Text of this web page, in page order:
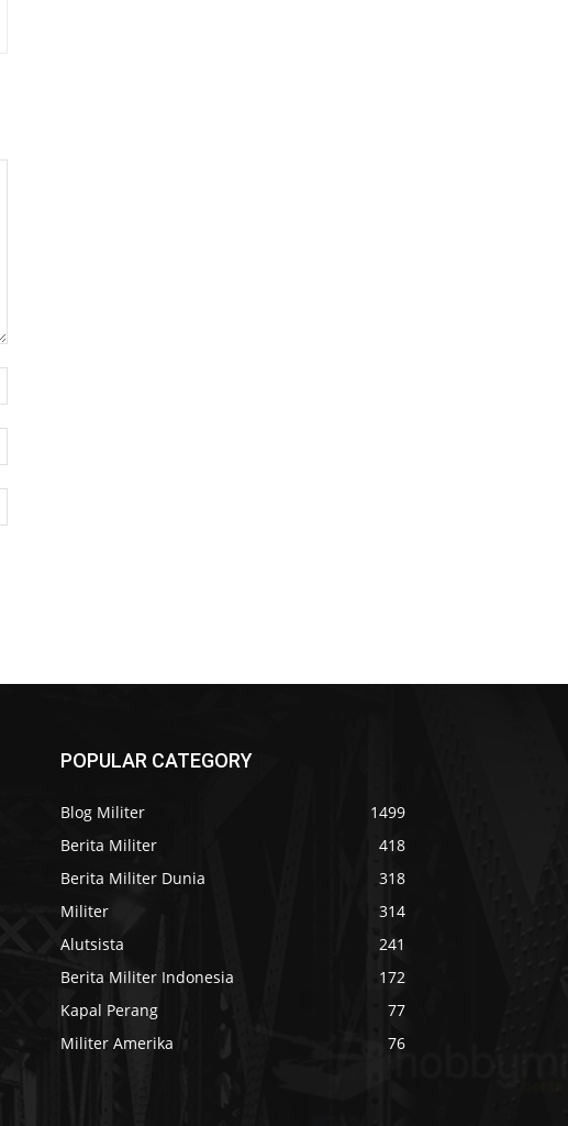
POPULAR CATEGORY
Blog Militer
1499
Berita Militer
418
Berita Militer Dunia
318
Militer
314
Alutsista
241
Berita Militer Indonesia
172
Kapal Perang
77
Militer Amerika
76